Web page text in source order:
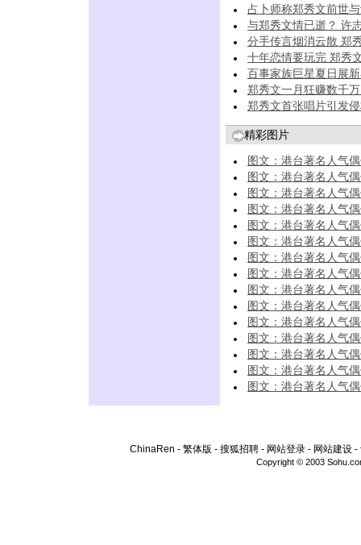
占卜师称郑秀文前世
与郑秀文情已逝？ 许
分手传言烟消云散 郑
十年恋情要玩完 郑秀
百事家族巨星夏日展
郑秀文一月狂赚数千
郑秀文首张唱片引发
精彩图片
图文：港台著名人气
图文：港台著名人气
图文：港台著名人气
图文：港台著名人气
图文：港台著名人气
图文：港台著名人气
图文：港台著名人气
图文：港台著名人气
图文：港台著名人气
图文：港台著名人气
图文：港台著名人气
图文：港台著名人气
图文：港台著名人气
图文：港台著名人气
图文：港台著名人气
ChinaRen - 繁体版 - 搜狐招聘 - 网站登录 - 网站建设 -
Copyright © 2003